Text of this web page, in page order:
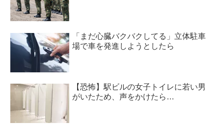
「まだ心臓バクバクしてる」立体駐車
場で車を発進しようとしたら
【恐怖】駅ビルの女子トイレに若い男
がいたため、声をかけたら…